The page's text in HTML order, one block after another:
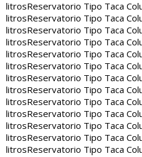
litrosReservatorio Tipo Taca
litrosReservatorio Tipo Taca
litrosReservatorio Tipo Taca
litrosReservatorio Tipo Taca
litrosReservatorio Tipo Taca
litrosReservatorio Tipo Taca
litrosReservatorio Tipo Taca
litrosReservatorio Tipo Taca
litrosReservatorio Tipo Taca
litrosReservatorio Tipo Taca
litrosReservatorio Tipo Taca
litrosReservatorio Tipo Taca
litrosReservatorio Tipo Taca